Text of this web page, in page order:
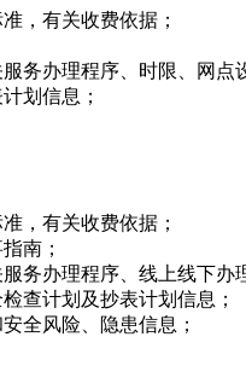
，有关收费依据；
办理程序、时限、网点
划信息；
，有关收费依据；
南；
办理程序、线上线下办
计划及抄表计划信息；
全风险、隐患信息；